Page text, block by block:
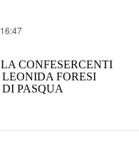
CONFESERCENTI
FORESI
PASQUA